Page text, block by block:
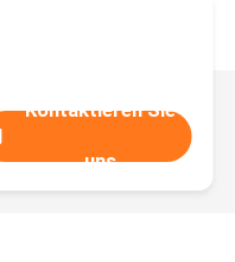
Kontaktieren Sie
uns